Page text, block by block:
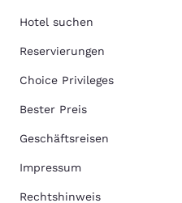
Hotel suchen
Reservierungen
Choice Privileges
Bester Preis
Geschäftsreisen
Impressum
Rechtshinweis